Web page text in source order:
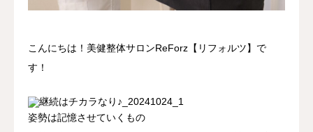
こんにちは！美健整体サロンReForz【リフォルツ】で
す！
姿勢は記憶させていくもの